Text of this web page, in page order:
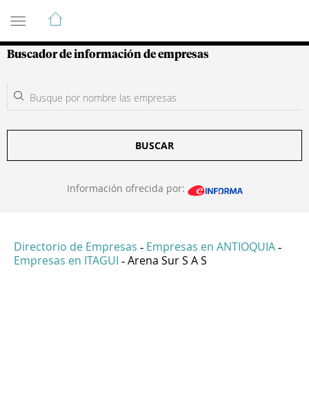
Guía de Empresas Colombianas
Buscador de información de empresas
BUSCAR
Información ofrecida por:
Directorio de Empresas - Empresas en ANTIOQUIA -
Empresas en ITAGUI - Arena Sur S A S